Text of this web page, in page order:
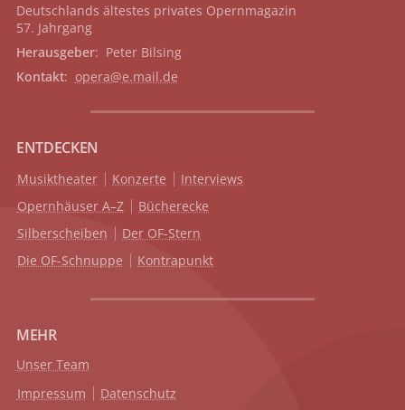
Deutschlands ältestes privates Opernmagazin
57. Jahrgang
Herausgeber: Peter Bilsing
Kontakt: opera@e.mail.de
ENTDECKEN
Musiktheater Konzerte
Interviews
Opernhäuser A–Z
Bücherecke
Silberscheiben
Der OF-Stern
Die OF-Schnuppe
Kontrapunkt
MEHR
Unser Team
Impressum
Datenschutz